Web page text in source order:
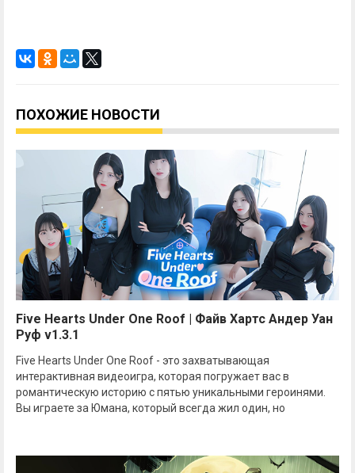
ПОХОЖИЕ НОВОСТИ
Five Hearts Under One Roof | Файв Хартс Андер Уан
Руф v1.3.1
Five Hearts Under One Roof - это захватывающая
интерактивная видеоигра, которая погружает вас в
романтическую историю с пятью уникальными героинями.
Вы играете за Юмана, который всегда жил один, но